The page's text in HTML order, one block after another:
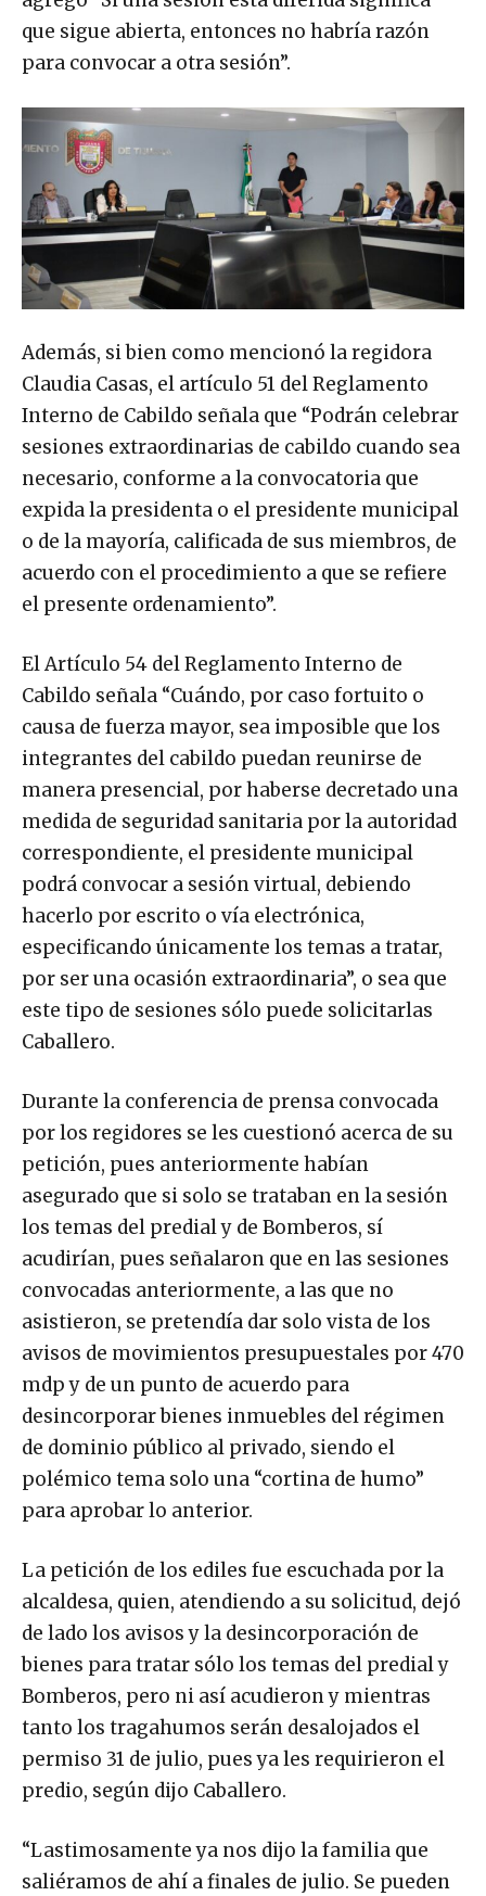
que sigue abierta, entonces no habría razón
para convocar a otra sesión”.
Además, si bien como mencionó la regidora
Claudia Casas, el artículo 51 del Reglamento
Interno de Cabildo señala que “Podrán celebrar
sesiones extraordinarias de cabildo cuando sea
necesario, conforme a la convocatoria que
expida la presidenta o el presidente municipal
o de la mayoría, calificada de sus miembros, de
acuerdo con el procedimiento a que se refiere
el presente ordenamiento”.
El Artículo 54 del Reglamento Interno de
Cabildo señala “Cuándo, por caso fortuito o
causa de fuerza mayor, sea imposible que los
integrantes del cabildo puedan reunirse de
manera presencial, por haberse decretado una
medida de seguridad sanitaria por la autoridad
correspondiente, el presidente municipal
podrá convocar a sesión virtual, debiendo
hacerlo por escrito o vía electrónica,
especificando únicamente los temas a tratar,
por ser una ocasión extraordinaria”, o sea que
este tipo de sesiones sólo puede solicitarlas
Caballero.
Durante la conferencia de prensa convocada
por los regidores se les cuestionó acerca de su
petición, pues anteriormente habían
asegurado que si solo se trataban en la sesión
los temas del predial y de Bomberos, sí
acudirían, pues señalaron que en las sesiones
convocadas anteriormente, a las que no
asistieron, se pretendía dar solo vista de los
avisos de movimientos presupuestales por 470
mdp y de un punto de acuerdo para
desincorporar bienes inmuebles del régimen
de dominio público al privado, siendo el
polémico tema solo una “cortina de humo”
para aprobar lo anterior.
La petición de los ediles fue escuchada por la
alcaldesa, quien, atendiendo a su solicitud, dejó
de lado los avisos y la desincorporación de
bienes para tratar sólo los temas del predial y
Bomberos, pero ni así acudieron y mientras
tanto los tragahumos serán desalojados el
permiso 31 de julio, pues ya les requirieron el
predio, según dijo Caballero.
“Lastimosamente ya nos dijo la familia que
saliéramos de ahí a finales de julio. Se pueden